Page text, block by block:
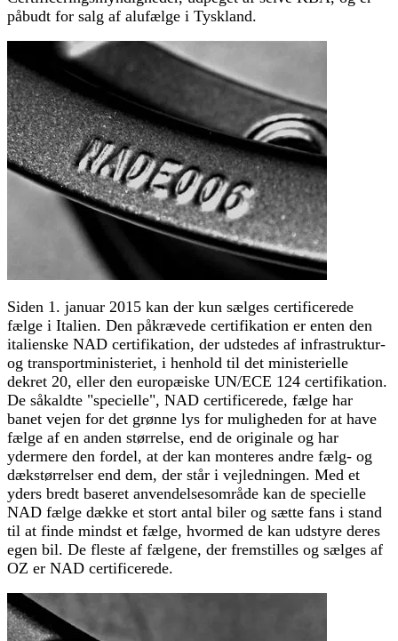
påbudt for salg af alufælge i Tyskland.
Siden 1. januar 2015 kan der kun sælges certificerede
fælge i Italien. Den påkrævede certifikation er enten den
italienske NAD certifikation, der udstedes af infrastruktur-
og transportministeriet, i henhold til det ministerielle
dekret 20, eller den europæiske UN/ECE 124 certifikation.
De såkaldte "specielle", NAD certificerede, fælge har
banet vejen for det grønne lys for muligheden for at have
fælge af en anden størrelse, end de originale og har
ydermere den fordel, at der kan monteres andre fælg- og
dækstørrelser end dem, der står i vejledningen. Med et
yders bredt baseret anvendelsesområde kan de specielle
NAD fælge dække et stort antal biler og sætte fans i stand
til at finde mindst et fælge, hvormed de kan udstyre deres
egen bil. De fleste af fælgene, der fremstilles og sælges af
OZ er NAD certificerede.